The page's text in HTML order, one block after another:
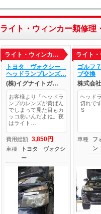
ライト・ウィンカー類修理
ライト・ウィンカ…
トヨタ ヴォクシー
ヘッドランプレンズ…
(株)イグナイトガ…
お客様より「ヘッドラ
ンプのレンズが黄ばん
でしまって見た目もカ
ッコ悪いんだよね。夜
はライト…
費用総額 3,850円
車種
トヨタ ヴォクシ
ー
ライト
ゴルフ
ブ交換
株式会
ヘッド
切れで
Ｓ
車種
フ
ン